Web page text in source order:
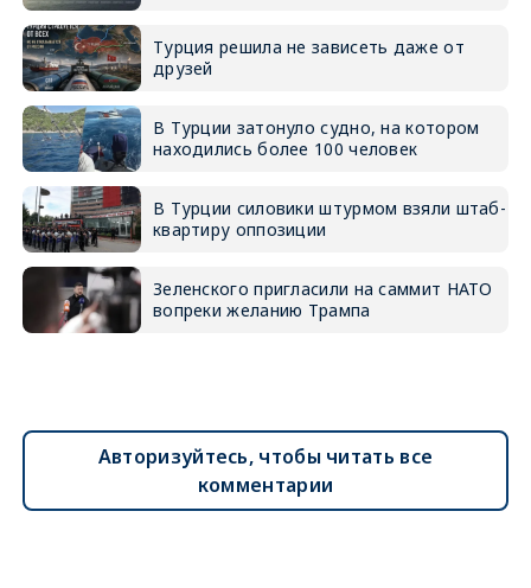
Турция решила не зависеть даже от
друзей
В Турции затонуло судно, на котором
находились более 100 человек
В Турции силовики штурмом взяли штаб-
квартиру оппозиции
Зеленского пригласили на саммит НАТО
вопреки желанию Трампа
Авторизуйтесь, чтобы читать все
комментарии